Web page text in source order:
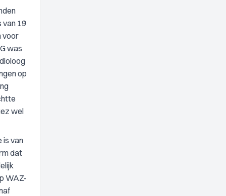
van 19
voor
was
op
wel
is van
dat
WAZ-